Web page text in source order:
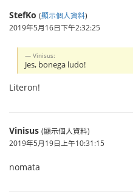
StefKo (顯示個人資料)
2019年5月16日下午2:32:25
Vinisus:
Jes, bonega ludo!
Literon!
Vinisus (顯示個人資料)
2019年5月19日上午10:31:15
nomata